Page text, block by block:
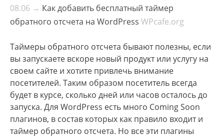
08.06 → Как добавить бесплатный таймер
обратного отсчета на WordPress WPcafe.org
Таймеры обратного отсчета бывают полезны, если
вы запускаете вскоре новый продукт или услугу на
своем сайте и хотите привлечь внимание
посетителей. Таким образом посетитель всегда
будет в курсе, сколько дней или часов осталось до
запуска. Для WordPress есть много Coming Soon
плагинов, в состав которых как правило входит и
таймер обратного отсчета. Но все эти плагины